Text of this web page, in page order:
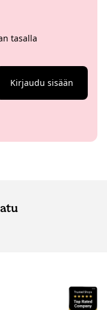
tasalla
Kirjaudu sisään